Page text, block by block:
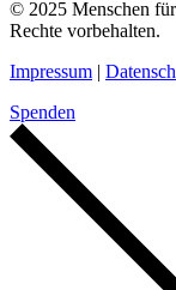
© 2025 Menschen
Rechte vorbehalten.
Impressum |
Spenden